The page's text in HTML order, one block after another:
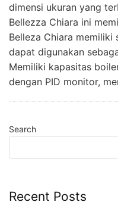
dimensi ukuran yang
Bellezza Chiara ini
Belleza Chiara
dapat digunakan
Memiliki kapasitas
dengan PID monitor,
Search
Recent Posts